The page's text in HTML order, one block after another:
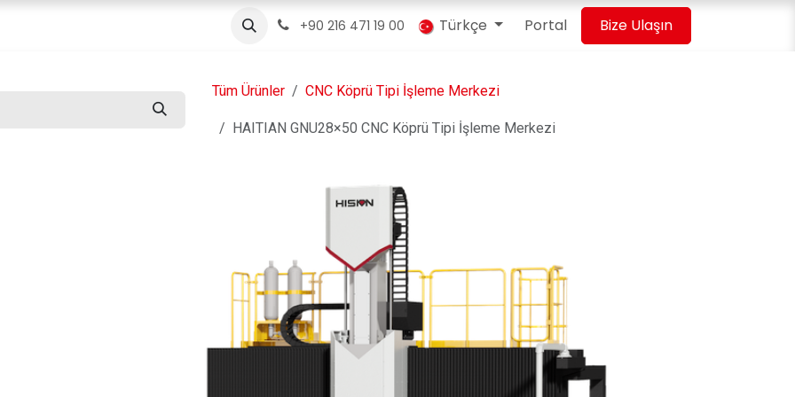
Blog +90 216 471 19 00 Türkçe Portal Bize Ulaşın
Tüm Ürünler CNC Köprü Tipi İşleme Merkezi
HAITIAN GNU28×50 CNC Köprü Tipi İşleme Merkezi